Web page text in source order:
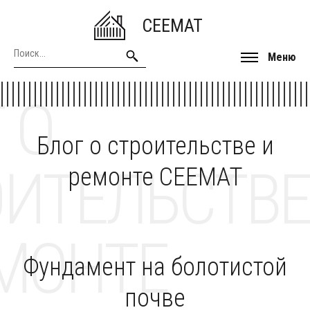
CEEMAT
Меню
Блог о строительстве и
ремонте CEEMAT
О
Фундамент на болотистой
почве